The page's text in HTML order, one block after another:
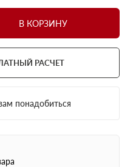
В КОРЗИНУ
РАСЧЕТ
понадобиться